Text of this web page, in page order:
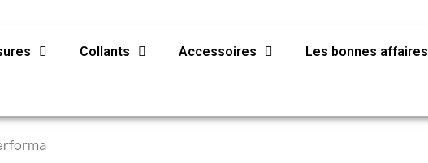
Collants Accessoires Les bonnes affaires